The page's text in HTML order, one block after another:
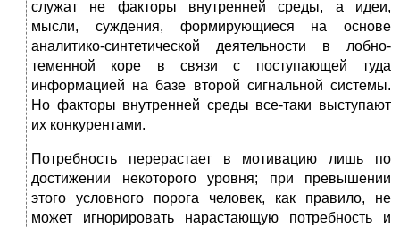
служат не факторы внутренней среды, а идеи,
мысли, суждения, формирующиеся на основе
аналитико-синтетической деятельности в лобно-
теменной коре в связи с поступающей туда
информацией на базе второй сигнальной системы.
Но факторы внутренней среды все-таки выступают
их конкурентами.
Потребность перерастает в мотивацию лишь по
достижении некоторого уровня; при превышении
этого условного порога человек, как правило, не
может игнорировать нарастающую потребность и